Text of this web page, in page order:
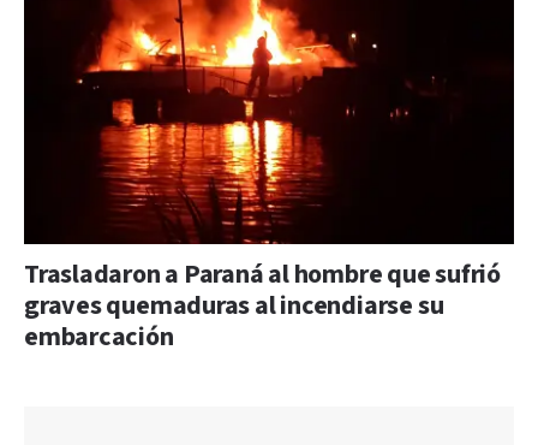
Trasladaron a Paraná al hombre que sufrió
graves quemaduras al incendiarse su
embarcación